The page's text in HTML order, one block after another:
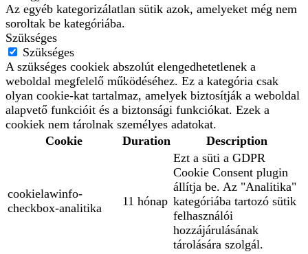
Az egyéb kategorizálatlan sütik azok, amelyeket még nem
soroltak be kategóriába.
Szükséges
Szükséges
A szükséges cookiek abszolút elengedhetetlenek a
weboldal megfelelő működéséhez. Ez a kategória csak
olyan cookie-kat tartalmaz, amelyek biztosítják a weboldal
alapvető funkcióit és a biztonsági funkciókat. Ezek a
cookiek nem tárolnak személyes adatokat.
Cookie
Duration Description
cookielawinfo-
checkbox-analitika
11 hónap
Ezt a süti a GDPR
Cookie Consent plugin
állítja be. Az "Analitika"
kategóriába tartozó sütik
felhasználói
hozzájárulásának
tárolására szolgál.